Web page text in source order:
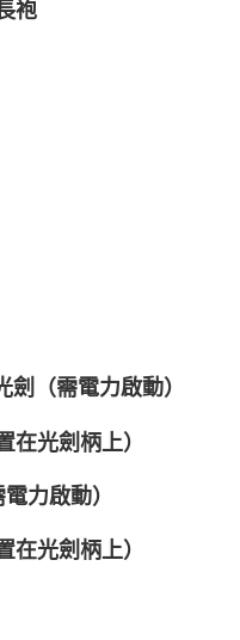
袍
（需電力啟動）
在光劍柄上）
力啟動）
在光劍柄上）